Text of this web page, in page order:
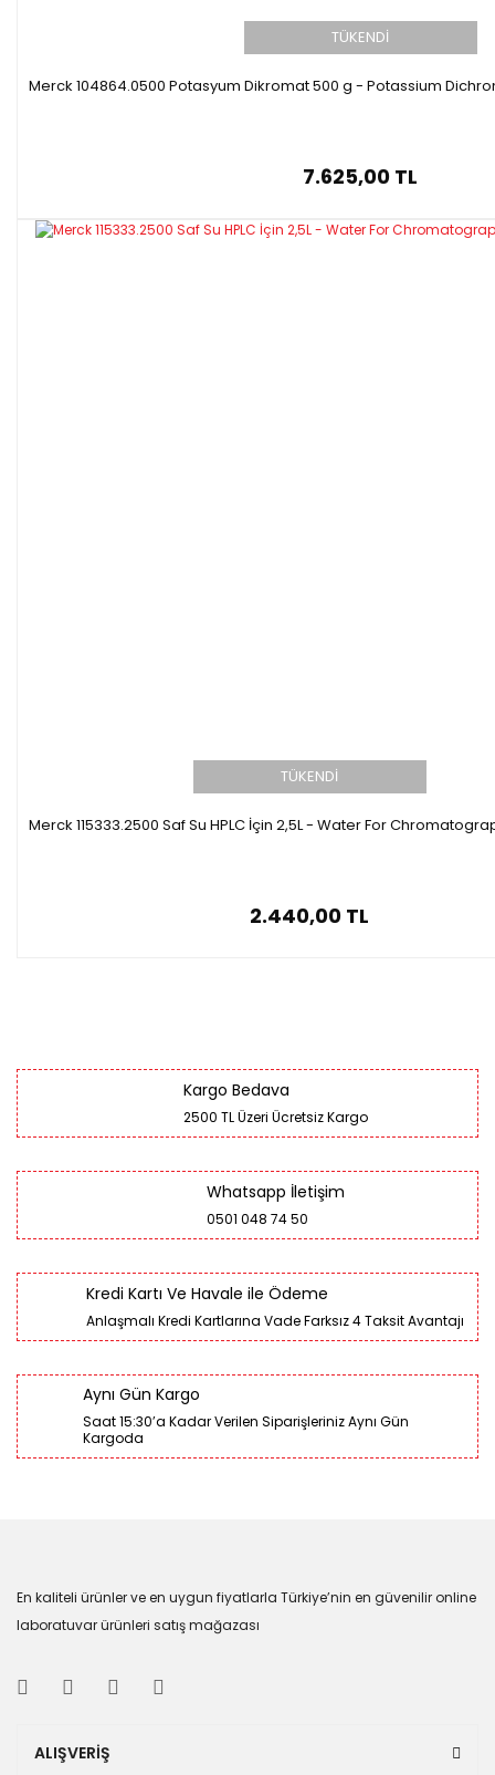
TÜKENDİ
Merck 104864.0500 Potasyum Dikromat 500 g - Potassium
7.625,00 TL
TÜKENDİ
Merck 115333.2500 Saf Su HPLC İçin 2,5L - Water For
2.440,00 TL
Kargo Bedava
2500 TL Üzeri Ücretsiz Kargo
Whatsapp İletişim
0501 048 74 50
Kredi Kartı Ve Havale ile Ödeme
Anlaşmalı Kredi Kartlarına Vade Farksız 4 Taksit Avantajı
Aynı Gün Kargo
Saat 15:30’a Kadar Verilen Siparişleriniz Aynı Gün
Kargoda
En kaliteli ürünler ve en uygun fiyatlarla Türkiye’nin en güvenilir online
laboratuvar ürünleri satış mağazası
ALIŞVERİŞ